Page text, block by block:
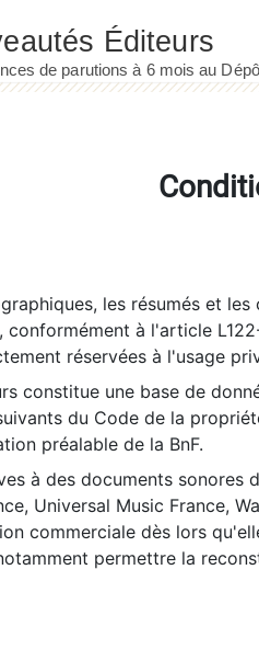
les résumés et
conformément à l'article
réservées à l'usage
constitue une base de
du Code de la
préalable de la BnF.
à des documents sonores
Universal Music France,
commerciale dès lors
permettre la